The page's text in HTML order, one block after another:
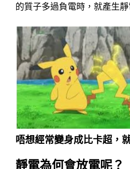
的質子多過負電時，就產生靜
唔想經常變身成比卡超，
靜電為何會放電呢？